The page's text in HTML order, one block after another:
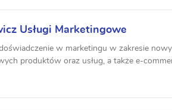
Usługi Marketingowe
w marketingu w zakresie
produktów oraz usług, a także e-